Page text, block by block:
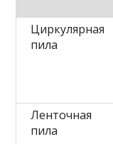
Циркулярная
пила
Ленточная
пила